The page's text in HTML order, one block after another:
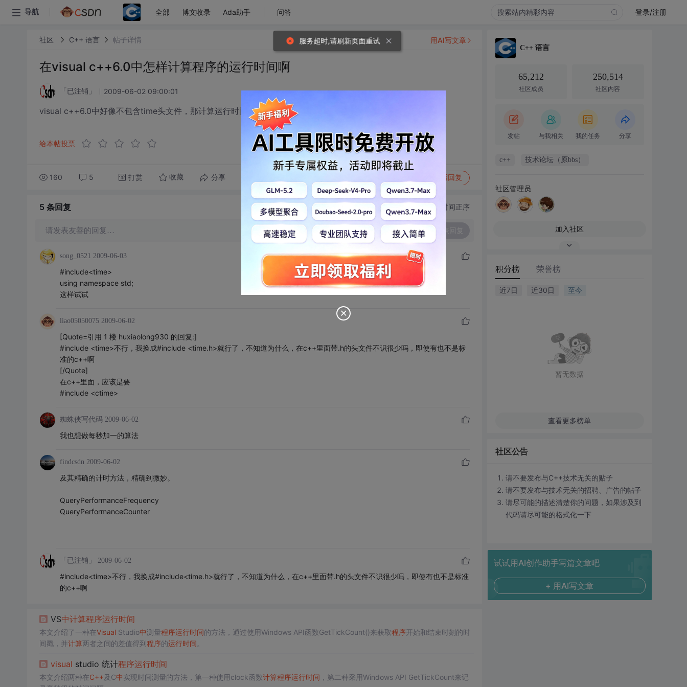
导航 全部 博文收录 Ada助手 问答 登录/注册
社区 C++ 语言 帖子详情
在visual c++6.0中怎样计算程序的运行时间啊
「已注销」 2009-06-02 09:00:01
visual c++6.0中好像不包含time头文件，那计算运行时间怎么办啊？
给本帖投票
160 5 打赏 收藏 分享 写回复
用AI写文章
5 条回复 切换为时间正序
请发表友善的回复… 发表回复
song_0521 2009-06-03
#include<time>
using namespace std;
这样试试
liao05050075 2009-06-02
[Quote=引用 1 楼 huxiaolong930 的回复:]
#include <time>不行，我换成#include <time.h>就行了，不知道为什么，在c++里面带.h的头文件不识很少吗，即使有也不是标
准的c++啊
[/Quote]
在c++里面，应该是要
#include <ctime>
蜘蛛侠写代码 2009-06-02
我也想做每秒加一的算法
findcsdn 2009-06-02
及其精确的计时方法，精确到微妙。
QueryPerformanceFrequency
QueryPerformanceCounter
「已注销」 2009-06-02
#include<time>不行，我换成#include<time.h>就行了，不知道为什么，在c++里面带.h的头文件不识很少吗，即使有也不是标准
的c++啊
VS中计算程序运行时间
本文介绍了一种在VisualStudio中测量程序运行时间的方法，通过使用Windows API函数GetTickCount()来获取程序开始和结束时刻的时
间戳，并计算两者之间的差值得到程序的运行时间
visual studio 统计程序运行时间
本文介绍两种在C++及C中实现时间测量的方法，第一种使用clock函数计算程序运行时间 ，第二种采用Windows API GetTickCount来记
C++ 语言
65,212
社区成员
250,514
社区内容
发帖 与我相关 我的任务 分享
c++ 技术论坛（原bbs）
社区管理员
加入社区
积分榜 荣誉榜
近7日 近30日 至今
暂无数据
查看更多榜单
社区公告
请不要发布与C++技术无关的贴子
请不要发布与技术无关的招聘、广告的帖子
请尽可能的描述清楚你的问题，如果涉及到
代码请尽可能的格式化一下
试试用AI创作助手写篇文章吧
+ 用AI写文章
服务超时,请刷新页面重试